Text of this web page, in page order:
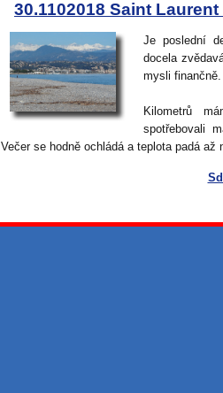
30.1102018 Saint
Je poslední
docela
mysli finančně.
Kilometrů
spotřebovali
Večer se hodně ochládá a teplota padá